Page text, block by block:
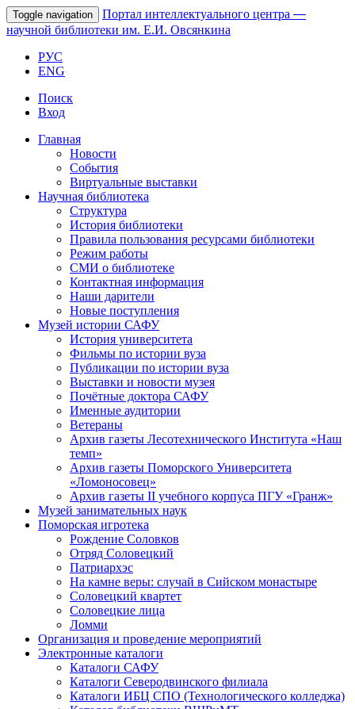
Toggle navigation Портал интеллектуального центра —
научной библиотеки им. Е.И. Овсянкина
РУС
ENG
Поиск
Вход
Главная
Новости
События
Виртуальные выставки
Научная библиотека
Структура
История библиотеки
Правила пользования ресурсами библиотеки
Режим работы
СМИ о библиотеке
Контактная информация
Наши дарители
Новые поступления
Музей истории САФУ
История университета
Фильмы по истории вуза
Публикации по истории вуза
Выставки и новости музея
Почётные доктора САФУ
Именные аудитории
Ветераны
Архив газеты Лесотехнического Института «Наш
темп»
Архив газеты Поморского Университета
«Ломоносовец»
Архив газеты II учебного корпуса ПГУ «Гранж»
Музей занимательных наук
Поморская игротека
Рождение Соловков
Отряд Соловецкий
Патриархэс
На камне веры: случай в Сийском монастыре
Соловецкий квартет
Соловецкие лица
Ломми
Организация и проведение мероприятий
Электронные каталоги
Каталоги САФУ
Каталоги Северодвинского филиала
Каталоги ИБЦ СПО (Технологического колледжа)